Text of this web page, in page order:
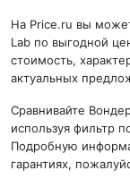
На Price.ru вы
Lab по выгодной
стоимость,
актуальных
Сравнивайте
используя фильтр
Подробную
гарантиях,